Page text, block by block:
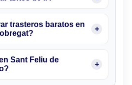
trasteros baratos en
Sant Feliu de